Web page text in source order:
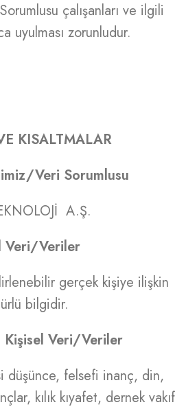
çalışanları ve ilgili
uyulması zorunludur.
KISALTMALAR
Veri Sorumlusu
A.Ş.
Veri/Veriler
gerçek kişiye ilişkin
bilgidir.
Veri/Veriler
düşünce, felsefi inanç, din,
kılık kıyafet, dernek vakıf